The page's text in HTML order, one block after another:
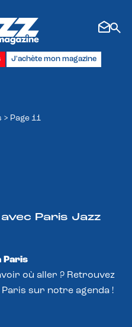
J'achète mon magazine
> Page 11
Paris Jazz
Paris
où aller ? Retrouvez
Paris sur notre agenda !